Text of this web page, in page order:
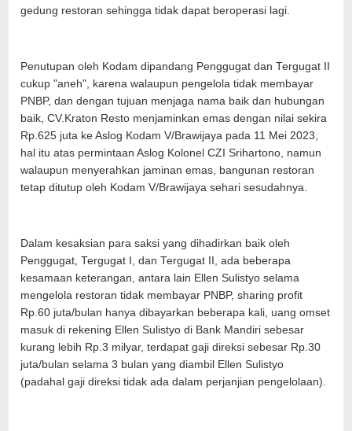
gedung restoran sehingga tidak dapat beroperasi lagi.
Penutupan oleh Kodam dipandang Penggugat dan Tergugat II
cukup "aneh", karena walaupun pengelola tidak membayar
PNBP, dan dengan tujuan menjaga nama baik dan hubungan
baik, CV.Kraton Resto menjaminkan emas dengan nilai sekira
Rp.625 juta ke Aslog Kodam V/Brawijaya pada 11 Mei 2023,
hal itu atas permintaan Aslog Kolonel CZI Srihartono, namun
walaupun menyerahkan jaminan emas, bangunan restoran
tetap ditutup oleh Kodam V/Brawijaya sehari sesudahnya.
Dalam kesaksian para saksi yang dihadirkan baik oleh
Penggugat, Tergugat I, dan Tergugat II, ada beberapa
kesamaan keterangan, antara lain Ellen Sulistyo selama
mengelola restoran tidak membayar PNBP, sharing profit
Rp.60 juta/bulan hanya dibayarkan beberapa kali, uang omset
masuk di rekening Ellen Sulistyo di Bank Mandiri sebesar
kurang lebih Rp.3 milyar, terdapat gaji direksi sebesar Rp.30
juta/bulan selama 3 bulan yang diambil Ellen Sulistyo
(padahal gaji direksi tidak ada dalam perjanjian pengelolaan).